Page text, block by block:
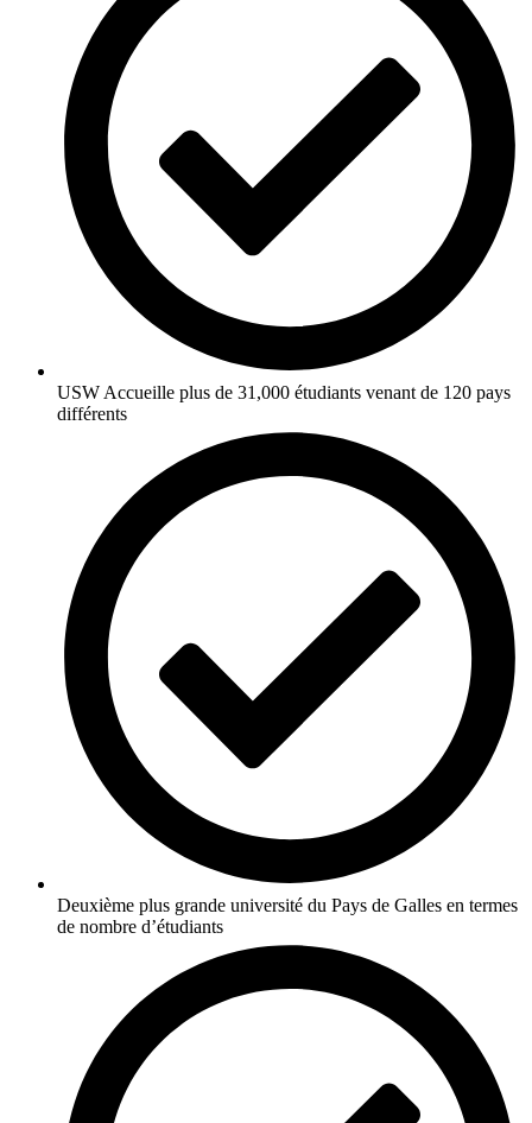
USW Accueille plus de 31,000 étudiants venant de 120 pays
différents
Deuxième plus grande université du Pays de Galles en termes
de nombre d’étudiants